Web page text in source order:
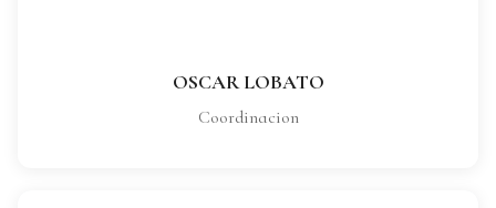
OSCAR LOBATO
Coordinacion